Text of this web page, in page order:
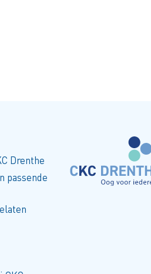
Drenthe
passende